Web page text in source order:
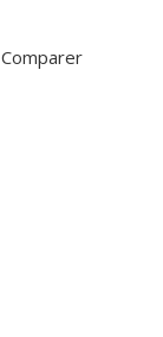
Comparer